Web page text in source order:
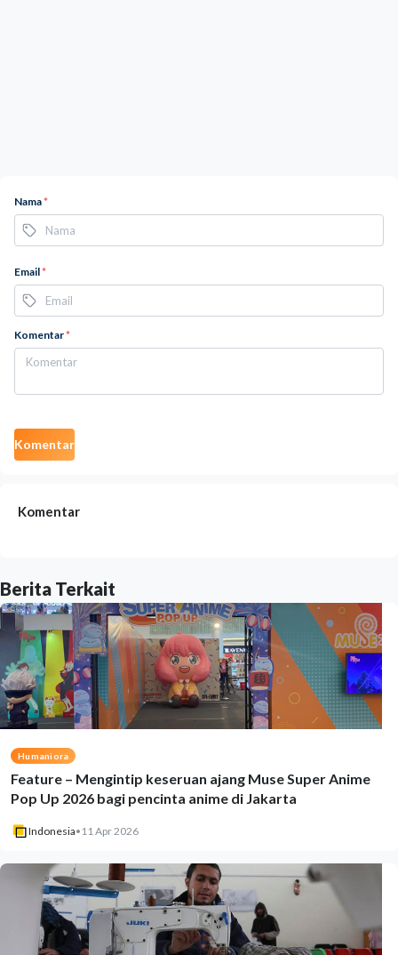
Nama*
Email*
Komentar*
Komentar
Komentar
Berita Terkait
Humaniora
Feature – Mengintip keseruan ajang Muse Super Anime
Pop Up 2026 bagi pencinta anime di Jakarta
Indonesia• 11 Apr 2026